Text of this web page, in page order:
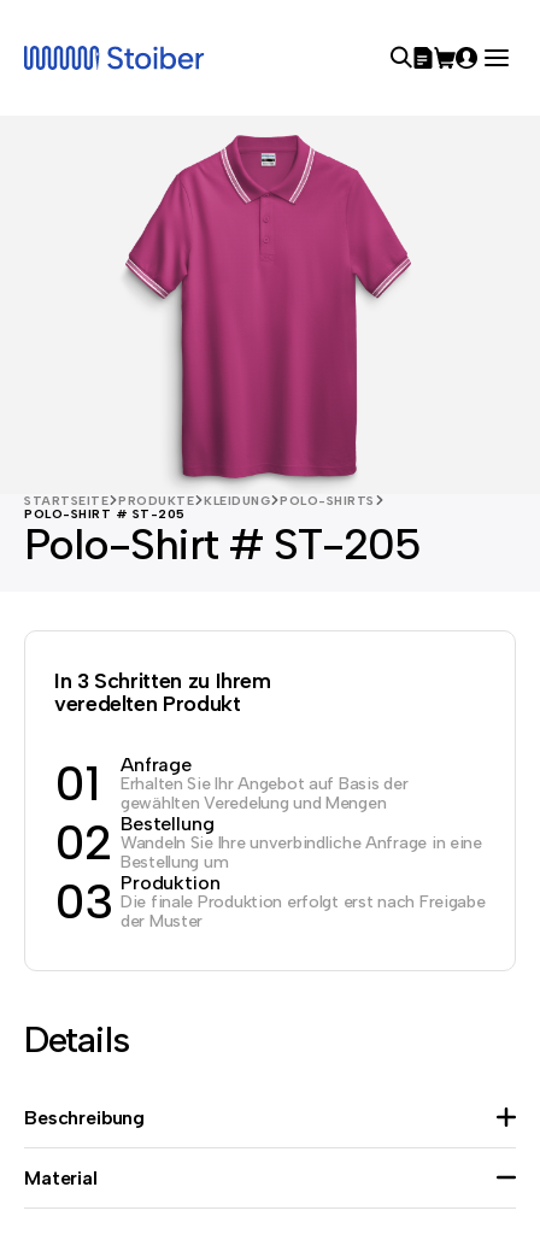
STARTSEITE PRODUKTE KLEIDUNG
POLO-SHIRTS
POLO-SHIRT # ST-205
Polo-Shirt # ST-205
In 3 Schritten zu Ihrem
veredelten Produkt
01 Anfrage
Erhalten Sie Ihr Angebot auf Basis der
gewählten Veredelung und Mengen
02 Bestellung
Wandeln Sie Ihre unverbindliche Anfrage in eine
Bestellung um
03 Produktion
Die finale Produktion erfolgt erst nach Freigabe
der Muster
Details
Beschreibung
Material